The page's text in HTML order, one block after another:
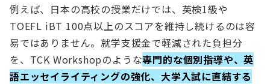
例えば、日本の高校の授業だけでは、英検1級や
TOEFL iBT 100点以上のスコアを維持し続けるのは容
易ではありません。就学支援金で軽減された負担分
を、TCK Workshopのような専門的な個別指導や、英
語エッセイライティングの強化、大学入試に直結する